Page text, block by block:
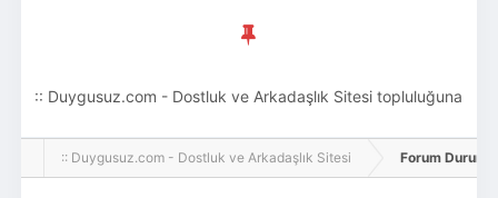
:: Duygusuz.com - Dostluk ve Arkadaşlık Sitesi topluluğuna
hoş geldin ziyaretçi! Aramıza katılmak istersen kayıt
:: Duygusuz.com - Dostluk ve Arkadaşlık Sitesi Forum Durumu